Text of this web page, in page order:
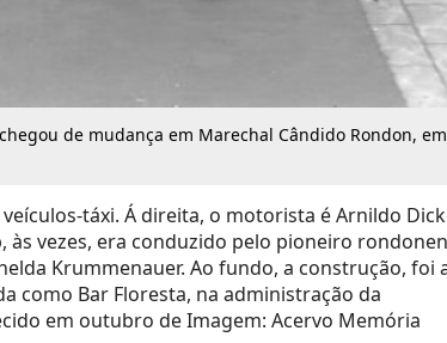
de mudança em Marechal Cândido Rondon, em